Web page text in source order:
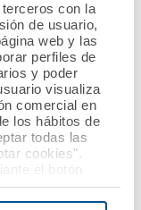
con la
de usuario,
web y las
perfiles de
y poder
visualiza
comercial en
los hábitos de
todas las
cookies".
el botón
las cookies
el acceso a los
2017